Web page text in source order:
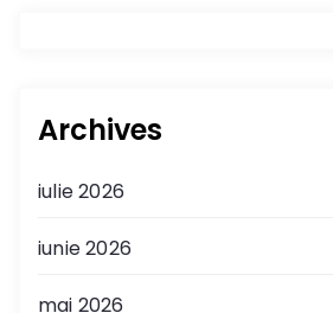
Archives
iulie 2026
iunie 2026
mai 2026